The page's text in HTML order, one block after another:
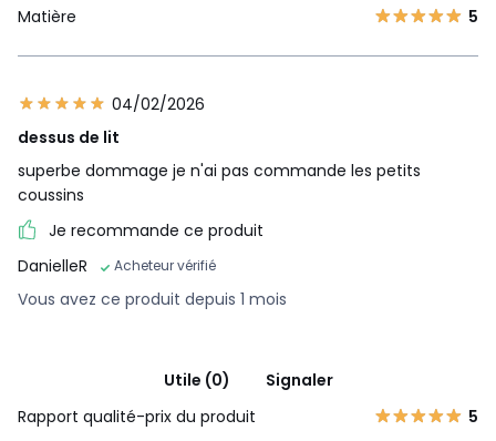
Matière 5
04/02/2026
dessus de lit
superbe dommage je n'ai pas commande les petits
coussins
Je recommande ce produit
DanielleR
Acheteur vérifié
Vous avez ce produit depuis 1 mois
Utile (0)
Signaler
Rapport qualité-prix du produit
5